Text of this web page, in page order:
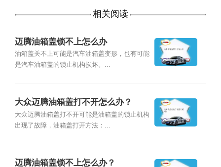
相关阅读
迈腾油箱盖锁不上怎么办
油箱盖关不上可能是汽车油箱盖变形，也有可能
是汽车油箱盖的锁止机构损坏。...
大众迈腾油箱盖打不开怎么办？
大众迈腾油箱盖打不开可能是油箱盖的锁止机构
出现了故障，油箱盖打开方法：...
迈腾油箱盖锁不上怎么办？